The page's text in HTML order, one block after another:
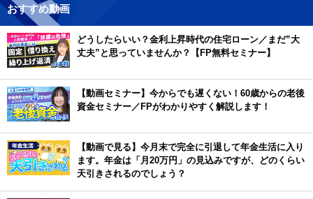
おすすめ動画
どうしたらいい？金利上昇時代の住宅ローン／まだ”大
丈夫”と思っていませんか？【FP無料セミナー】
【動画セミナー】今からでも遅くない！60歳からの老後
資金セミナー／FPがわかりやすく解説します！
【動画で見る】今月末で完全に引退して年金生活に入り
ます。年金は「月20万円」の見込みですが、どのくらい
天引きされるのでしょう？